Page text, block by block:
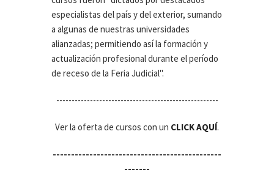
especialistas del país y del exterior, sumando
a algunas de nuestras universidades
alianzadas; permitiendo así la formación y
actualización profesional durante el período
de receso de la Feria Judicial".
-----------------------------------------------------
Ver la oferta de cursos con un CLICK AQUÍ.
----------------------------------------------
-------